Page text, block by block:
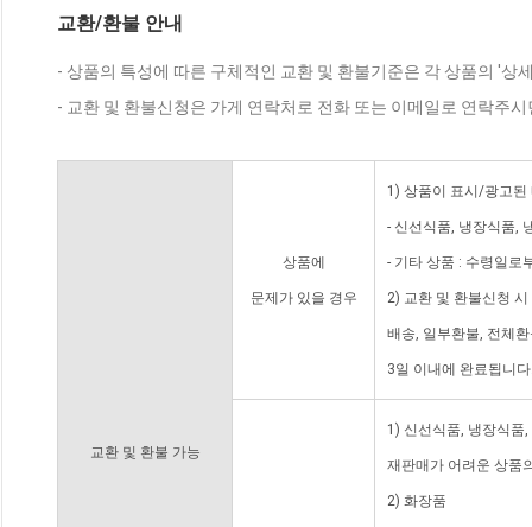
교환/환불 안내
- 상품의 특성에 따른 구체적인 교환 및 환불기준은 각 상품의 '상
- 교환 및 환불신청은 가게 연락처로 전화 또는 이메일로 연락주
교환 및 환불 가능
상품에
문제가 있을 경우
1) 상품이 표시/광고된
- 신선식품, 냉장식품,
- 기타 상품 : 수령일로
2) 교환 및 환불신청
배송, 일부환불, 전체
3일 이내에 완료됩니
1) 신선식품, 냉장식품
재판매가 어려운 상품
2) 화장품